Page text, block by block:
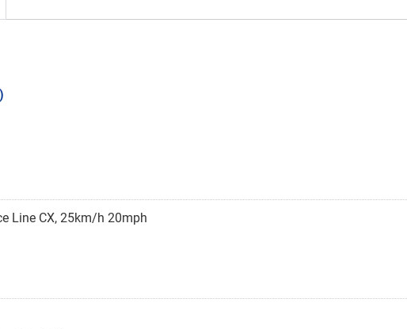
Line CX, 25km/h 20mph